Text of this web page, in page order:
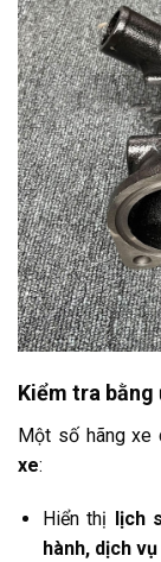
Kiểm tra bằng
Một số hãng xe
xe:
Hiển thị
lịch
hành, dịch